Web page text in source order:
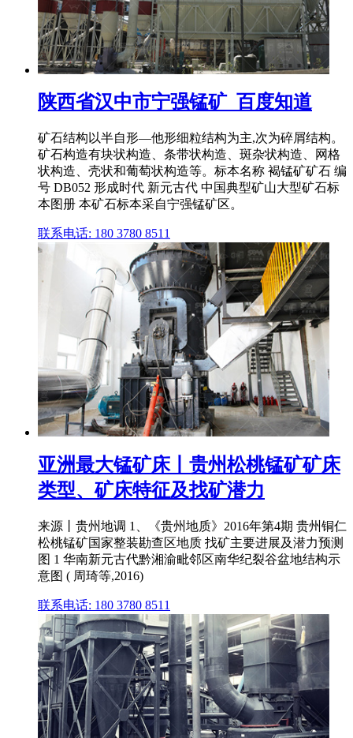
陕西省汉中市宁强锰矿_百度知道
矿石结构以半自形—他形细粒结构为主,次为碎屑结构。
矿石构造有块状构造、条带状构造、斑杂状构造、网格
状构造、壳状和葡萄状构造等。标本名称 褐锰矿矿石 编
号 DB052 形成时代 新元古代 中国典型矿山大型矿石标
本图册 本矿石标本采自宁强锰矿区。
联系电话: 180 3780 8511
亚洲最大锰矿床丨贵州松桃锰矿矿床
类型、矿床特征及找矿潜力
来源丨贵州地调 1、《贵州地质》2016年第4期 贵州铜仁
松桃锰矿国家整装勘查区地质 找矿主要进展及潜力预测
图 1 华南新元古代黔湘渝毗邻区南华纪裂谷盆地结构示
意图 ( 周琦等,2016)
联系电话: 180 3780 8511